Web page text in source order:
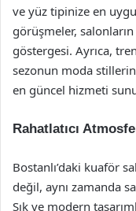
ve yüz tipinize en
görüşmeler,
göstergesi. Ayrıca,
sezonun moda
en güncel hizmeti
Rahatlatıcı
Bostanlı’daki kuaför
değil, aynı zamanda
Şık ve modern